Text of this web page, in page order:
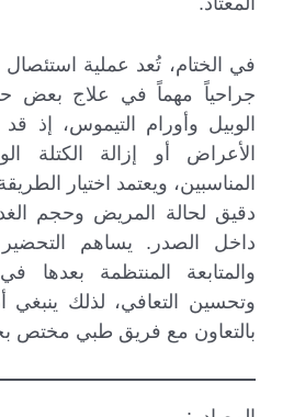
في الختام، تُعد عملية استئصال
جراحياً مهماً في علاج بعض
الوبيل وأورام التيموس، إذ
الأعراض أو إزالة الكتلة
المناسبين، ويعتمد اختيار
دقيق لحالة المريض وحجم
داخل الصدر. يساهم التحضير
والمتابعة المنتظمة بعدها
وتحسين التعافي، لذلك ينبغي
بالتعاون مع فريق طبي مختص